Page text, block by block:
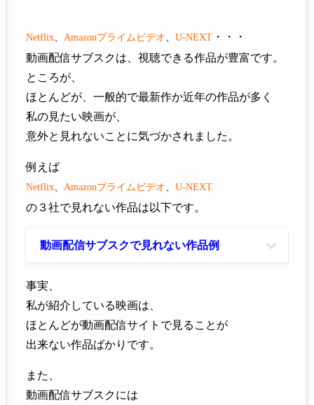
Netflix Amazonプライムビデオ U-NEXT ・・・
動画配信サブスクは、視聴できる作品が豊富です。
ところが、
ほとんどが、一般的で最新作か近年の作品が多く
私の見たい映画が、
意外と見れないことに気づかされました。
例えば
Netflix Amazonプライムビデオ U-NEXT
の３社で見れない作品は以下です。
動画配信サブスクで見れない作品例
事実、
私が紹介している映画は、
ほとんどが動画配信サイトで見ることが
出来ない作品ばかりです。
また、
動画配信サブスクには